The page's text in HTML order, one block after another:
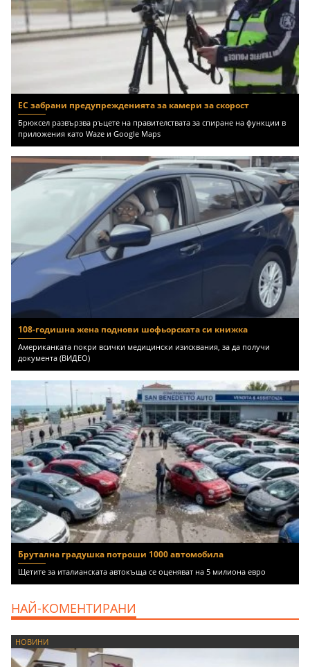
ЕС забрани предупрежденията за камери за скорост
Брюксел развързва ръцете на правителствата за спиране на функции в
приложения като Waze и Google Maps
108-годишна жена поднови шофьорската си книжка
Американката покри всички медицински изисквания, за да получи
документа (ВИДЕО)
Брутална градушка потроши 1000 автомобила
Щетите за италианската автокъща се оценяват на 5 милиона евро
НАЙ-КОМЕНТИРАНИ
НОВИНИ